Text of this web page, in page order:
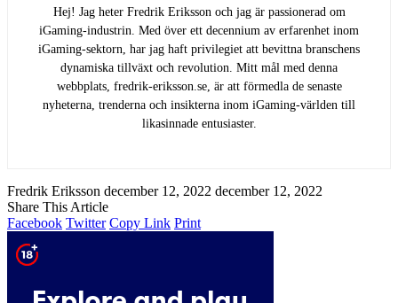
Hej! Jag heter Fredrik Eriksson och jag är passionerad om
iGaming-industrin. Med över ett decennium av erfarenhet inom
iGaming-sektorn, har jag haft privilegiet att bevittna branschens
dynamiska tillväxt och revolution. Mitt mål med denna
webbplats, fredrik-eriksson.se, är att förmedla de senaste
nyheterna, trenderna och insikterna inom iGaming-världen till
likasinnade entusiaster.
Fredrik Eriksson december 12, 2022 december 12, 2022
Share This Article
Facebook Twitter Copy Link Print